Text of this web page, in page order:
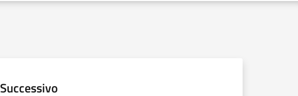
Successivo